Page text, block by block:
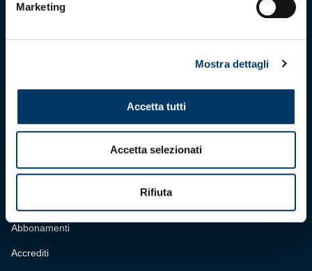
Marketing
Mostra dettagli
Accetta tutti
Accetta selezionati
Rifiuta
maggio 2025
CONTATTI
BIGLIETTERIA
Abbonamenti
Accrediti